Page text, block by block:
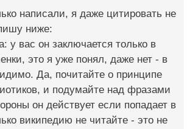
написали, я даже цитировать не
ниже:
у вас он заключается только в
это я уже понял, даже нет - в
Да, почитайте о принципе
и подумайте над фразами
он действует если попадает в
википедию не читайте - это не